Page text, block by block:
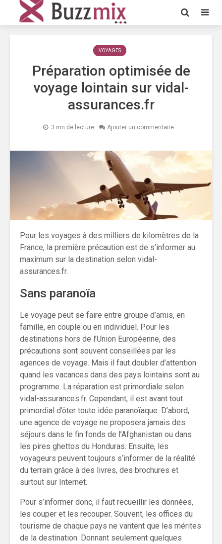
VOYAGES
Préparation optimisée de
voyage lointain sur vidal-
assurances.fr
3 mn de lecture Ajouter un commentaire
Pour les voyages à des milliers de kilomètres de la
France, la première précaution est de s’informer au
maximum sur la destination selon vidal-
assurances.fr.
Sans paranoïa
Le voyage peut se faire entre groupe d’amis, en
famille, en couple ou en individuel. Pour les
destinations hors de l’Union Européenne, des
précautions sont souvent conseillées par les
agences de voyage. Mais il faut doubler d’attention
quand les vacances dans des pays lointains sont au
programme. La réparation est primordiale selon
vidal-assurances.fr. Cependant, il est avant tout
primordial d’ôter toute idée paranoïaque. D’abord,
une agence de voyage ne proposera jamais des
séjours dans le fin fonds de l’Afghanistan ou dans
les pires ghettos du Honduras. Ensuite, les
voyageurs peuvent toujours s‘informer de la réalité
du terrain grâce à des livres, des brochures et
surtout sur Internet.
Pour s’informer donc, il faut recueillir les données,
les couper et les recouper. Souvent, les offices du
tourisme de chaque pays ne vantent que les mérites
de la destination. Donnant seulement quelques